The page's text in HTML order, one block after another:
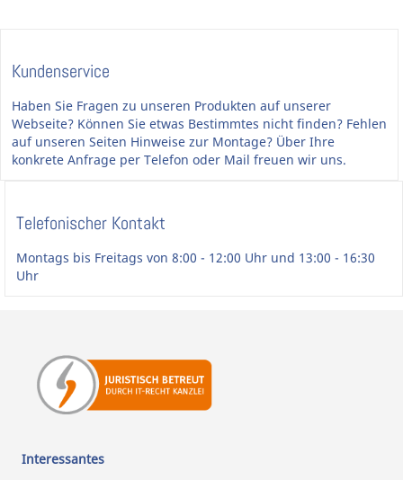
Kundenservice
Haben Sie Fragen zu unseren Produkten auf unserer
Webseite? Können Sie etwas Bestimmtes nicht finden? Fehlen
auf unseren Seiten Hinweise zur Montage? Über Ihre
konkrete Anfrage per Telefon oder Mail freuen wir uns.
Telefonischer Kontakt
Montags bis Freitags von 8:00 - 12:00 Uhr und 13:00 - 16:30
Uhr
Interessantes